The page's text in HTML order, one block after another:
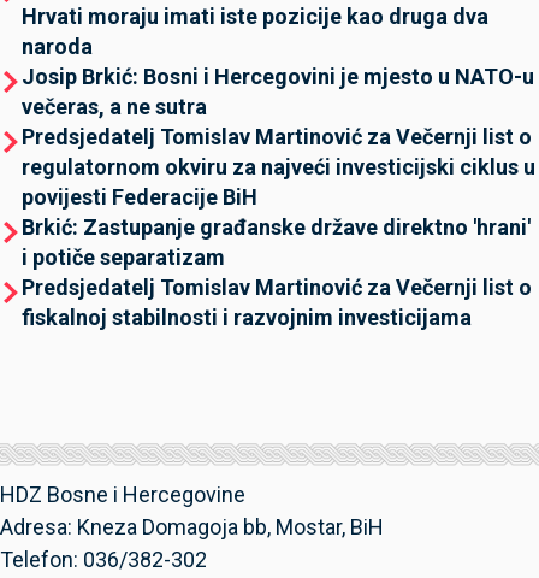
Hrvati moraju imati iste pozicije kao druga dva
naroda
Josip Brkić: Bosni i Hercegovini je mjesto u NATO-u
večeras, a ne sutra
Predsjedatelj Tomislav Martinović za Večernji list o
regulatornom okviru za najveći investicijski ciklus u
povijesti Federacije BiH
Brkić: Zastupanje građanske države direktno 'hrani'
i potiče separatizam
Predsjedatelj Tomislav Martinović za Večernji list o
fiskalnoj stabilnosti i razvojnim investicijama
HDZ Bosne i Hercegovine
Adresa: Kneza Domagoja bb, Mostar, BiH
Telefon: 036/382-302